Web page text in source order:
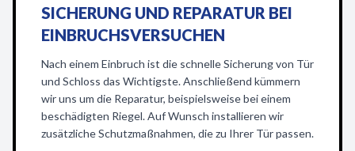
SICHERUNG UND REPARATUR BEI
EINBRUCHSVERSUCHEN
Nach einem Einbruch ist die schnelle Sicherung von Tür
und Schloss das Wichtigste. Anschließend kümmern
wir uns um die Reparatur, beispielsweise bei einem
beschädigten Riegel. Auf Wunsch installieren wir
zusätzliche Schutzmaßnahmen, die zu Ihrer Tür passen.